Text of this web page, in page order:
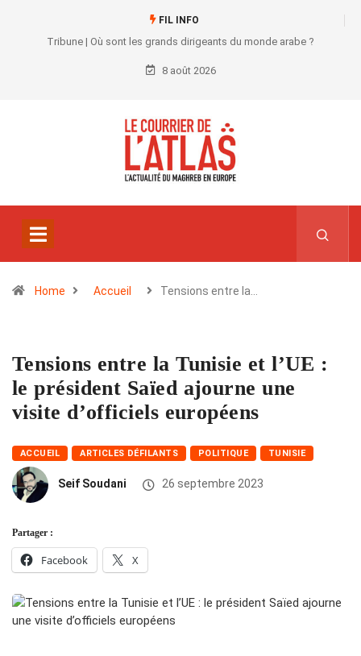
FIL INFO
Tribune | Où sont les grands dirigeants du monde arabe ?
8 août 2026
Home Accueil Tensions entre la…
Tensions entre la Tunisie et l’UE :
le président Saïed ajourne une
visite d’officiels européens
ACCUEIL ARTICLES DÉFILANTS POLITIQUE TUNISIE
Seif Soudani 26 septembre 2023
Partager :
Facebook X